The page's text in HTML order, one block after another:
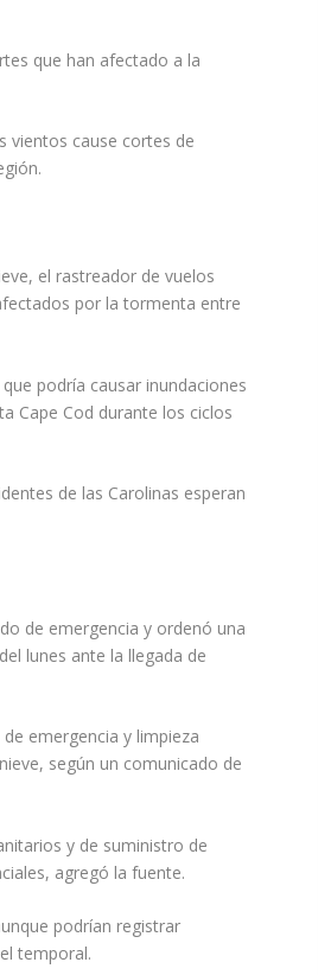
que han afectado a la
vientos cause cortes de
el rastreador de vuelos
por la tormenta entre
podría causar inundaciones
Cape Cod durante los ciclos
de las Carolinas esperan
de emergencia y ordenó una
lunes ante la llegada de
emergencia y limpieza
según un comunicado de
y de suministro de
agregó la fuente.
podrían registrar
temporal.